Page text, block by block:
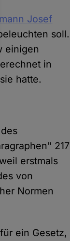
Josef
soll.
einigen
in
hatte.
217
erstmals
von
Normen
ein Gesetz,